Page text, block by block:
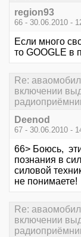
region93
66 - 30.06.2010 -
Если много
то GOOGLE в
Re:
включении
Deenod
67 - 30.06.2010 -
66> Боюсь,
познания в
силовой
не понимаете!
Re:
включении